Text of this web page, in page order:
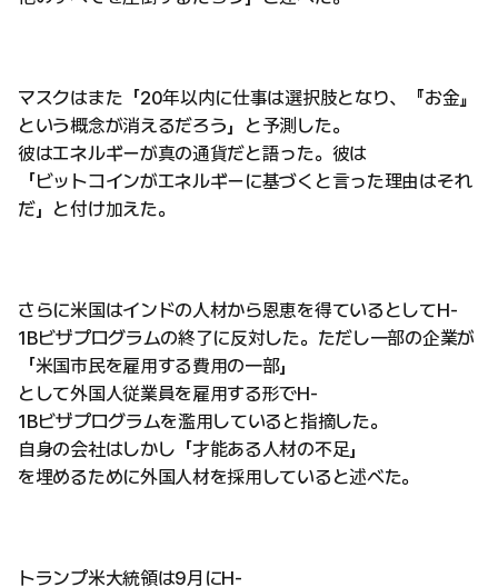
マスクはまた「20年以内に仕事は選択肢となり、『お金』
という概念が消えるだろう」と予測した。
彼はエネルギーが真の通貨だと語った。彼は
「ビットコインがエネルギーに基づくと言った理由はそれ
だ」と付け加えた。
さらに米国はインドの人材から恩恵を得ているとしてH-
1Bビザプログラムの終了に反対した。ただし一部の企業が
「米国市民を雇用する費用の一部」
として外国人従業員を雇用する形でH-
1Bビザプログラムを濫用していると指摘した。
自身の会社はしかし「才能ある人材の不足」
を埋めるために外国人材を採用していると述べた。
トランプ米大統領は9月にH-